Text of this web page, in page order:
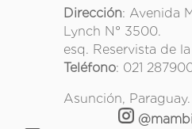
Dirección: Avenida
Lynch N° 3500.
esq. Reservista de
Teléfono: 021
Asunción, Paraguay.